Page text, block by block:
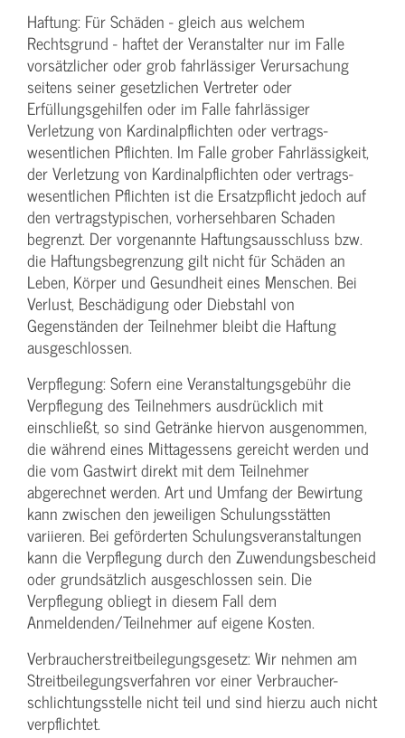
Haftung: Für Schäden - gleich aus welchem
Rechtsgrund - haftet der Veranstalter nur im Falle
vorsätzlicher oder grob fahrlässiger Verursachung
seitens seiner gesetzlichen Vertreter oder
Erfüllungsgehilfen oder im Falle fahrlässiger
Verletzung von Kardinalpflichten oder vertrags­
wesentlichen Pflichten. Im Falle grober Fahrlässigkeit,
der Verletzung von Kardinalpflichten oder vertrags­
wesentlichen Pflichten ist die Ersatzpflicht jedoch auf
den vertragstypischen, vorhersehbaren Schaden
begrenzt. Der vorgenannte Haftungs­ausschluss bzw.
die Haftungs­begrenzung gilt nicht für Schäden an
Leben, Körper und Gesundheit eines Menschen. Bei
Verlust, Beschädigung oder Diebstahl von
Gegenständen der Teilnehmer bleibt die Haftung
ausgeschlossen.
Verpflegung: Sofern eine Veranstaltungs­gebühr die
Verpflegung des Teilnehmers ausdrücklich mit
einschließt, so sind Getränke hiervon ausgenommen,
die während eines Mittagessens gereicht werden und
die vom Gastwirt direkt mit dem Teilnehmer
abgerechnet werden. Art und Umfang der Bewirtung
kann zwischen den jeweiligen Schulungsstätten
variieren. Bei geförderten Schulungs­veranstaltungen
kann die Verpflegung durch den Zuwendungs­bescheid
oder grundsätzlich ausgeschlossen sein. Die
Verpflegung obliegt in diesem Fall dem
Anmeldenden/­Teilnehmer auf eigene Kosten.
Verbraucher­streitbeilegungs­gesetz: Wir nehmen am
Streit­beilegungs­verfahren vor einer Verbraucher­
schlichtungs­stelle nicht teil und sind hierzu auch nicht
verpflichtet.